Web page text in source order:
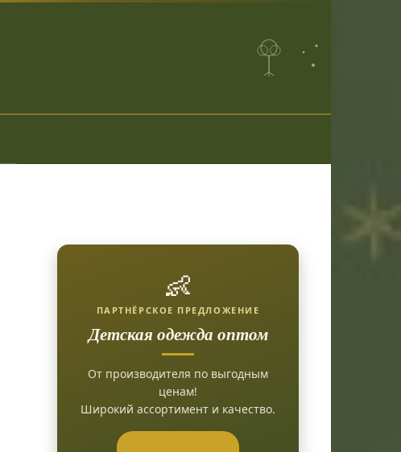
👶
ПАРТНЁРСКОЕ ПРЕДЛОЖЕНИЕ
Детская одежда оптом
От производителя по выгодным
ценам!
Широкий ассортимент и качество.